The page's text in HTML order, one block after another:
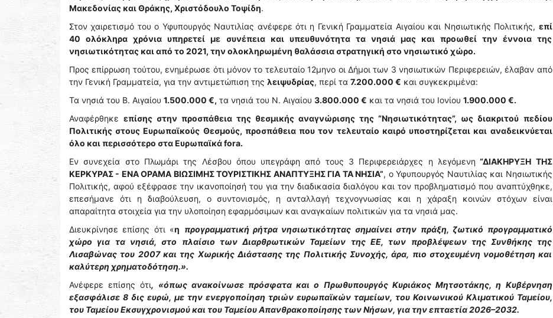
Μακεδονίας και Θράκης, Χριστόδουλο Τοψίδη.
Στον χαιρετισμό του ο Υφυπουργός Ναυτιλίας ανέφερε ότι η Γενική Γραμματεία Αιγαίου και Νησιωτικής Πολιτικής, επί
40 ολόκληρα χρόνια υπηρετεί με συνέπεια και υπευθυνότητα τα νησιά μας και προωθεί την έννοια της
νησιωτικότητας και από το 2021, την ολοκληρωμένη θαλάσσια στρατηγική στο νησιωτικό χώρο.
Προς επίρρωση τούτου, ενημέρωσε ότι μόνον το τελευταίο 12μηνο οι Δήμοι των 3 νησιωτικών Περιφερειών, έλαβαν από
την Γενική Γραμματεία, για την αντιμετώπιση της λειψυδρίας, περί τα 7.200.000 € και συγκεκριμένα:
Τα νησιά του Β. Αιγαίου 1.500.000 €, τα νησιά του Ν. Αιγαίου 3.800.000 € και τα νησιά του Ιονίου 1.900.000 €.
Αναφέρθηκεεπίσης στην προσπάθεια της θεσμικής αναγνώρισης της “Νησιωτικότητας”, ως διακριτού πεδίου
Πολιτικής στους Ευρωπαϊκούς Θεσμούς, προσπάθεια που τον τελευταίο καιρό υποστηρίζεται και αναδεικνύεται
όλο και περισσότερο στα Ευρωπαϊκά fora.
Εν συνεχεία στο Πλωμάρι της Λέσβου όπου υπεγράφη από τους 3 Περιφερειάρχες η λεγόμενη“ΔΙAΚΗΡΥΞΗ ΤΗΣ
ΚΕΡΚΥΡΑΣ - ΕΝΑ ΟΡΑΜA ΒΙΩΣΙΜΗΣ ΤΟΥΡΙΣΤΙΚΗΣ ΑΝΑΠΤΥΞΗΣ ΓΙΑ ΤΑ ΝΗΣΙΑ”, ο Υφυπουργός Ναυτιλίας και Νησιωτικής
Πολιτικής, αφού εξέφρασε την ικανοποίησή του για την διαδικασία διαλόγου και τον προβληματισμό που αναπτύχθηκε,
επεσήμανε ότι η διαβούλευση, ο συντονισμός, η ανταλλαγή τεχνογνωσίας και η χάραξη κοινών στόχων είναι
απαραίτητα στοιχεία για την υλοποίηση εφαρμόσιμων και αναγκαίων πολιτικών για τα νησιά μας.
Διευκρίνησε επίσης ότι «η προγραμματική ρήτρα νησιωτικότητας σημαίνει στην πράξη, ζωτικό προγραμματικό
χώρο για τα νησιά, στο πλαίσιο των Διαρθρωτικών Ταμείων της ΕΕ, των προβλέψεων της Συνθήκης της
Λισαβώνας του 2007 και της Χωρικής Διάστασης της Πολιτικής Συνοχής, άρα, πιο στοχευμένη νομοθέτηση και
καλύτερη χρηματοδότηση.».
Ανέφερε επίσης ότι, «όπως ανακοίνωσε πρόσφατα και ο Πρωθυπουργός Κυριάκος Μητσοτάκης, η Κυβέρνηση
εξασφάλισε 8 δις ευρώ, με την ενεργοποίηση τριών ευρωπαϊκών ταμείων, του Κοινωνικού Κλιματικού Ταμείου,
του Ταμείου Εκσυγχρονισμού και του Ταμείου Απανθρακοποίησης των Νήσων, για την επταετία 2026–2032.